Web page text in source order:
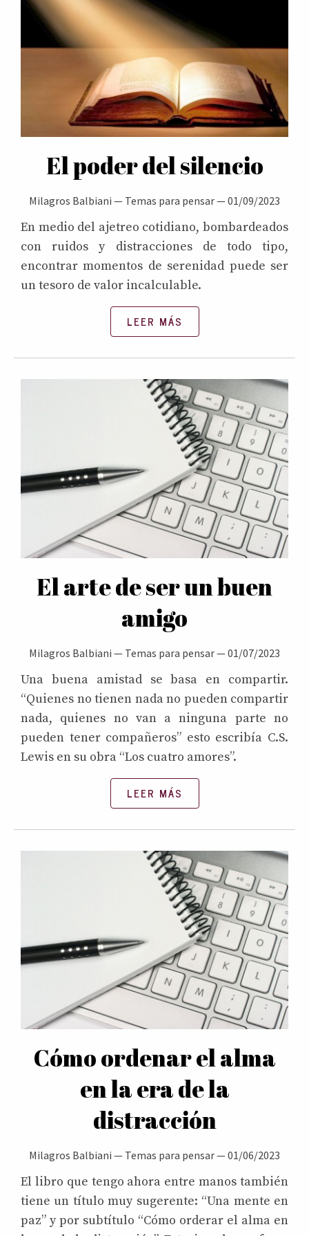
El poder del silencio
Milagros Balbiani — Temas para pensar—01/09/2023
En medio del ajetreo cotidiano, bombardeados
con ruidos y distracciones de todo tipo,
encontrar momentos de serenidad puede ser
un tesoro de valor incalculable.
LEER MÁS
El arte de ser un buen
amigo
Milagros Balbiani — Temas para pensar—01/07/2023
Una buena amistad se basa en compartir.
“Quienes no tienen nada no pueden compartir
nada, quienes no van a ninguna parte no
pueden tener compañeros” esto escribía C.S.
Lewis en su obra “Los cuatro amores”.
LEER MÁS
Cómo ordenar el alma
en la era de la
distracción
Milagros Balbiani — Temas para pensar—01/06/2023
El libro que tengo ahora entre manos también
tiene un título muy sugerente: “Una mente en
paz” y por subtítulo “Cómo orderar el alma en